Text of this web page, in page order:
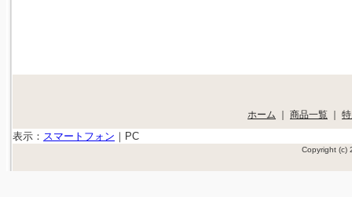
ホーム ｜ 商品一覧 ｜
表示： スマートフォン ｜ PC
Copyright (c)